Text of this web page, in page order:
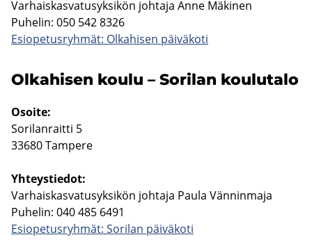
Var­hais­kas­va­tusyk­si­kön joh­ta­ja Anne Mä­ki­nen
Pu­he­lin: 050 542 8326
Esio­pe­tus­ryh­mät: Ol­ka­hi­sen päi­vä­ko­ti
Ol­ka­hi­sen koulu – So­ri­lan kou­lu­ta­lo
Osoi­te:
So­ri­lan­rait­ti 5
33680 Tam­pe­re
Yh­teys­tie­dot:
Var­hais­kas­va­tusyk­si­kön joh­ta­ja Paula Vän­nin­ma­ja
Pu­he­lin: 040 485 6491
Esio­pe­tus­ryh­mät: So­ri­lan päi­vä­ko­ti